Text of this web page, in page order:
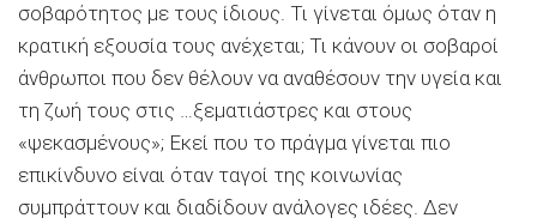
σοβαρότητος με τους ίδιους. Τι γίνεται όμως όταν η
κρατική εξουσία τους ανέχεται; Τι κάνουν οι σοβαροί
άνθρωποι που δεν θέλουν να αναθέσουν την υγεία και
τη ζωή τους στις …ξεματιάστρες και στους
«ψεκασμένους»; Εκεί που το πράγμα γίνεται πιο
επικίνδυνο είναι όταν ταγοί της κοινωνίας
συμπράττουν και διαδίδουν ανάλογες ιδέες. Δεν